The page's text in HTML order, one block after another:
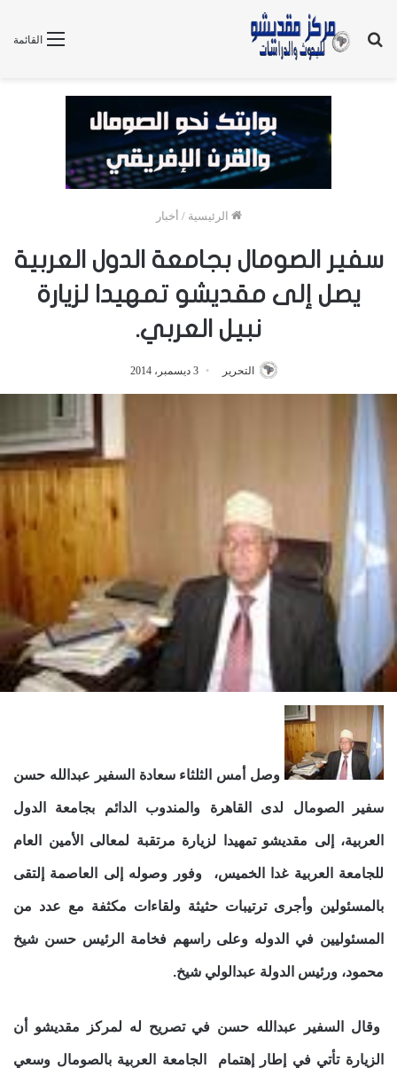
القائمة
بحث
الرئيسية / أخبار
سفير الصومال بجامعة الدول العربية
يصل إلى مقديشو تمهيدا لزيارة
نبيل العربي.
التحرير 3 ديسمبر، 2014
وصل أمس الثلثاء سعادة السفير عبدالله حسن
سفير الصومال لدى القاهرة والمندوب الدائم بجامعة الدول
العربية، إلى مقديشو تمهيدا لزيارة مرتقبة لمعالى الأمين العام
للجامعة العربية غدا الخميس، وفور وصوله إلى العاصمة إلتقى
بالمسئولين وأجرى ترتيبات حثيثة ولقاءات مكثفة مع عدد من
المسئوليين في الدوله وعلى راسهم فخامة الرئيس حسن شيخ
محمود، ورئيس الدولة عبدالولي شيخ.
وقال السفير عبدالله حسن في تصريح له لمركز مقديشو أن
الزيارة تأتي في إطار إهتمام الجامعة العربية بالصومال وسعي